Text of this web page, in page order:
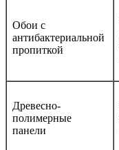
Обои с
антибактериальной
пропиткой
Древесно-
полимерные
панели